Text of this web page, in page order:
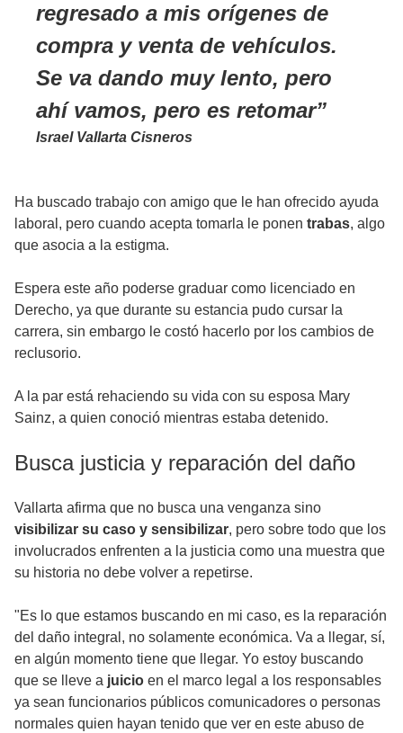
regresado a mis orígenes de
compra y venta de vehículos.
Se va dando muy lento, pero
ahí vamos, pero es retomar
Israel Vallarta Cisneros
Ha buscado trabajo con amigo que le han ofrecido ayuda
laboral, pero cuando acepta tomarla le ponen trabas, algo
que asocia a la estigma.
Espera este año poderse graduar como licenciado en
Derecho, ya que durante su estancia pudo cursar la
carrera, sin embargo le costó hacerlo por los cambios de
reclusorio.
A la par está rehaciendo su vida con su esposa Mary
Sainz, a quien conoció mientras estaba detenido.
Busca justicia y reparación del daño
Vallarta afirma que no busca una venganza sino
visibilizar su caso y sensibilizar, pero sobre todo que los
involucrados enfrenten a la justicia como una muestra que
su historia no debe volver a repetirse.
"Es lo que estamos buscando en mi caso, es la reparación
del daño integral, no solamente económica. Va a llegar, sí,
en algún momento tiene que llegar. Yo estoy buscando
que se lleve a juicio en el marco legal a los responsables
ya sean funcionarios públicos comunicadores o personas
normales quien hayan tenido que ver en este abuso de